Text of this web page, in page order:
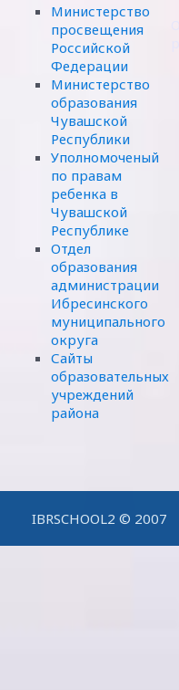
Министерство
просвещения
Российской
Федерации
Министерство
образования
Чувашской
Республики
Уполномоченый
по правам
ребенка в
Чувашской
Республике
Отдел
образования
администрации
Ибресинского
муниципального
округа
Сайты
образовательных
учреждений
района
IBRSCHOOL2 © 2007